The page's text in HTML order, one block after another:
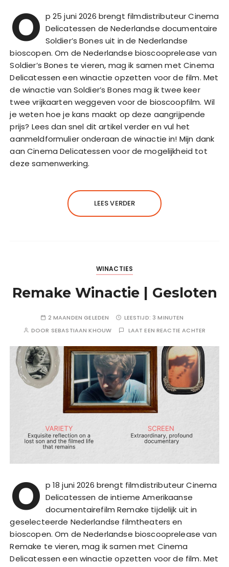
O p 25 juni 2026 brengt filmdistributeur Cinema
Delicatessen de Nederlandse documentaire
Soldier’s Bones uit in de Nederlandse
bioscopen. Om de Nederlandse bioscooprelease van
Soldier’s Bones te vieren, mag ik samen met Cinema
Delicatessen een winactie opzetten voor de film. Met
de winactie van Soldier’s Bones mag ik twee keer
twee vrijkaarten weggeven voor de bioscoopfilm. Wil
je weten hoe je kans maakt op deze aangrijpende
prijs? Lees dan snel dit artikel verder en vul het
aanmeldformulier onderaan de winactie in! Mijn dank
aan Cinema Delicatessen voor de mogelijkheid tot
deze samenwerking.
LEES VERDER
WINACTIES
Remake Winactie | Gesloten
2 MAANDEN GELEDEN LEESTIJD: 3 MINUTEN
DOOR SEBASTIAAN KHOUW LAAT EEN REACTIE ACHTER
O p 18 juni 2026 brengt filmdistributeur Cinema
Delicatessen de intieme Amerikaanse
documentairefilm Remake tijdelijk uit in
geselecteerde Nederlandse filmtheaters en
bioscopen. Om de Nederlandse bioscooprelease van
Remake te vieren, mag ik samen met Cinema
Delicatessen een winactie opzetten voor de film. Met